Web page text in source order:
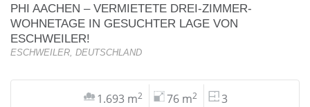
PHI AACHEN – VERMIETETE DREI-ZIMMER-
WOHNETAGE IN GESUCHTER LAGE VON
ESCHWEILER!
ESCHWEILER, DEUTSCHLAND
1.693 m2 76 m2 3